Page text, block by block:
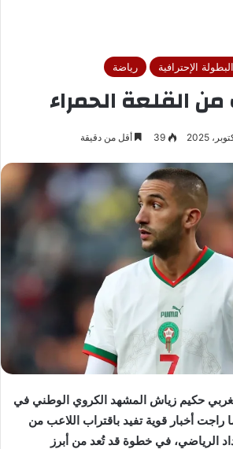
البطولة الإحترافية رياضة
القلعة الحمراء
39 أقل من دقيقة
حكيم زياش المشهد الكروي الوطني في
راجت أخبار قوية تفيد باقتراب اللاعب من
الرياضي، في خطوة قد تُعد من أبرز